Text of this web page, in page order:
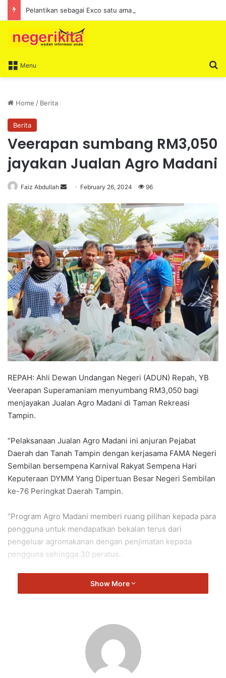
Menu
Home / Berita
Berita
Veerapan sumbang RM3,050
jayakan Jualan Agro Madani
Faiz Abdullah
d
a
n
e
m
a
i
l
February 26, 2024 96
REPAH: Ahli Dewan Undangan Negeri (ADUN) Repah, YB
Veerapan Superamaniam menyumbang RM3,050 bagi
menjayakan Jualan Agro Madani di Taman Rekreasi
Tampin.
“Pelaksanaan Jualan Agro Madani ini anjuran Pejabat
Daerah dan Tanah Tampin dengan kerjasama FAMA Negeri
Sembilan bersempena Karnival Rakyat Sempena Hari
Keputeraan DYMM Yang Dipertuan Besar Negeri Sembilan
ke-76 Peringkat Daerah Tampin.
“Program Agro Madani memberi ruang pilihan kepada para
pengguna untuk mendapatkan bekalan terus dari
pengeluar agromakanan dengan penjimatan kepada
pengguna sehingga 30 peratus.
“Setiap penganjuran turut melibatkan jualan istimewa
produk segar, pertanian, proses dan agromakanan,” kata
Turut hadir, ADUN Gemencheh, YB Suhaimizan Bizar dan
Pengarah FAMA Negeri Sembilan, Encik Firdous Abu Bakar.
Show More